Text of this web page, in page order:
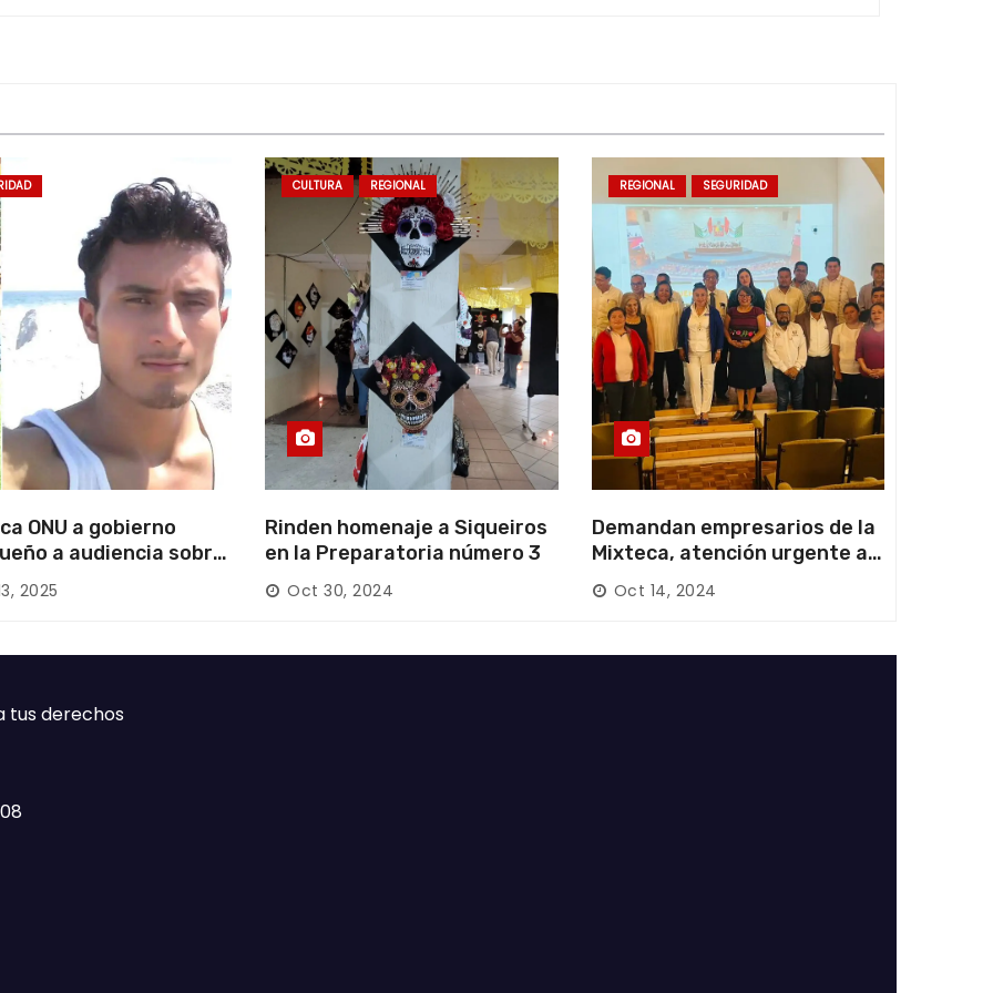
ONU a gobierno
a audiencia sobre
forzada en la
2025
CULTURA REGIONAL
Rinden homenaje a Siqueiros
en la Preparatoria número 3
Oct 30, 2024
REGIONAL SEGURIDAD
Demandan empresarios de la
Mixteca, atención urgente a
las carreteras locales y
federales
Oct 14, 2024
tus derechos